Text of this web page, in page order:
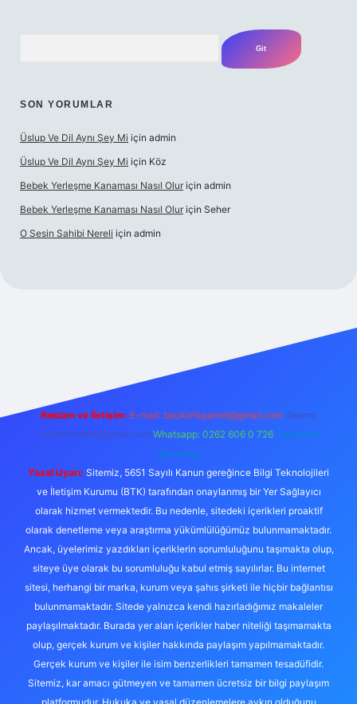
SON YORUMLAR
Üslup Ve Dil Aynı Şey Mi için admin
Üslup Ve Dil Aynı Şey Mi için Köz
Bebek Yerleşme Kanaması Nasıl Olur için admin
Bebek Yerleşme Kanaması Nasıl Olur için Seher
O Sesin Sahibi Nereli için admin
Reklam ve İletişim: E-mail: backlinkpaneli@gmail.com Teams:
forumhizmeti@gmail.com Whatsapp: 0262 606 0 726 Telegram:
@karabul
Yasal Uyarı: Sitemiz, 5651 Sayılı Kanun gereğince Bilgi Teknolojileri
ve İletişim Kurumu (BTK) tarafından onaylanmış bir Yer Sağlayıcı
olarak hizmet vermektedir. Bu nedenle, sitedeki içerikleri proaktif
olarak denetleme veya araştırma yükümlülüğümüz bulunmamaktadır.
Ancak, üyelerimiz yazdıkları içeriklerin sorumluluğunu taşımakta olup,
siteye üye olarak bu sorumluluğu kabul etmiş sayılırlar. Bu internet
sitesi, herhangi bir marka, kurum veya şahıs şirketi ile hiçbir bağlantısı
bulunmamaktadır. Sitede yalnızca kendi hazırladığımız makaleler
paylaşılmaktadır. Burada yer alan içerikler haber niteliği taşımamakta
olup, gerçek kurum ve kişiler hakkında paylaşım yapılmamaktadır.
Gerçek kurum ve kişiler ile isim benzerlikleri tamamen tesadüfidir.
Sitemiz, kar amacı gütmeyen ve tamamen ücretsiz bir bilgi paylaşım